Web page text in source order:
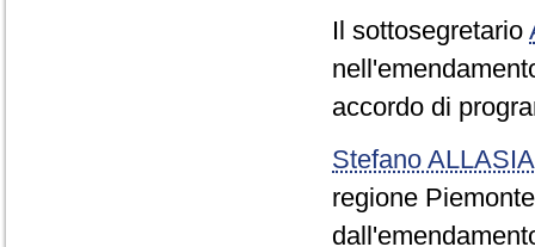
Il sottosegretario
accordo di
Stefano ALLASIA
regione